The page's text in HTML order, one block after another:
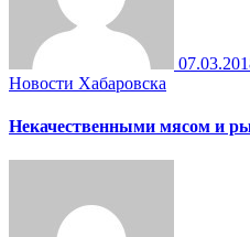
Новости Хабаровска
Некачественными мясом и